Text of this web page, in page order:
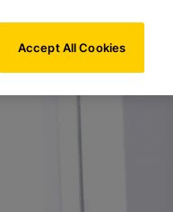
CH/DE
Accept All Cookies